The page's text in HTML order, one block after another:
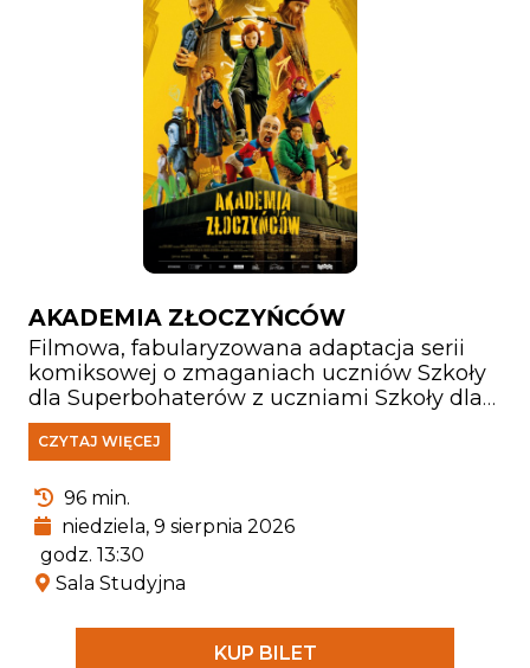
AKADEMIA ZŁOCZYŃCÓW
Filmowa, fabularyzowana adaptacja serii
komiksowej o zmaganiach uczniów Szkoły
dla Superbohaterów z uczniami Szkoły dla
Super Złoczyńców. Zbliża się kolejna edycja
zawodów. Ale co zrobić, gdy trzeba będzie
zamierza zlikwidować obie szkoły i przejąć
kontrolę nad światem? Cała nadzieja w niej
– Królowej Złoczyńców. To ona musi stoczyć
pojedynek, od którego zależy wszystko.
CZYTAJ WIĘCEJ
96 min.
niedziela, 9 sierpnia 2026
godz. 13:30
Sala Studyjna
KUP BILET